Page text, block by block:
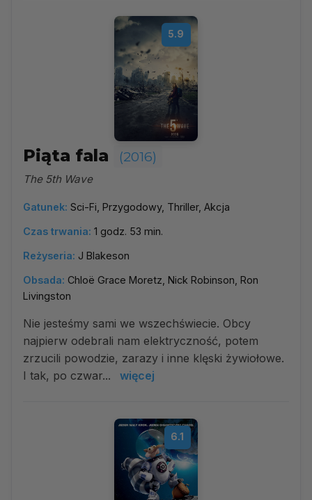
5.9
Piąta fala (2016)
The 5th Wave
Gatunek: Sci-Fi, Przygodowy, Thriller, Akcja
Czas trwania: 1 godz. 53 min.
Reżyseria: J Blakeson
Obsada: Chloë Grace Moretz, Nick Robinson, Ron
Livingston
Nie jesteśmy sami we wszechświecie. Obcy
najpierw odebrali nam elektryczność, potem
zrzucili powodzie, zarazy i inne klęski żywiołowe.
I tak, po czwar...
więcej
6.1